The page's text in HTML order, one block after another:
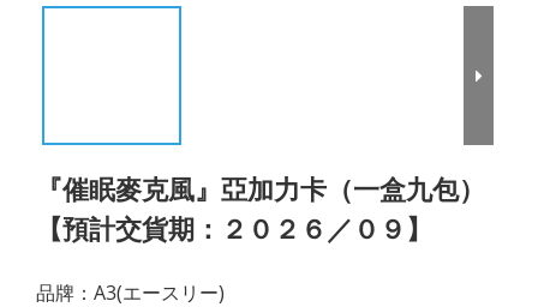
『催眠麥克風』亞加力卡（一盒九包）
【預計交貨期：２０２６／０９】
品牌：A3(エースリー)